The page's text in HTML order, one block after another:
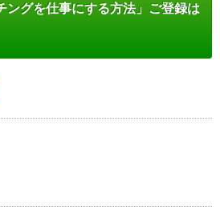
ングを仕事にする方法」ご登録は